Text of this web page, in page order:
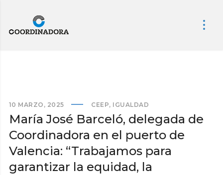
10 MARZO, 2025 CEEP, IGUALDAD
María José Barceló, delegada de
Coordinadora en el puerto de
Valencia: “Trabajamos para
garantizar la equidad, la